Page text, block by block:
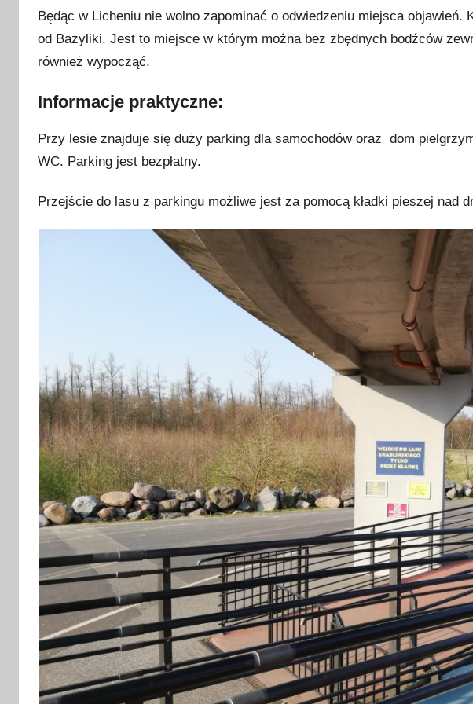
Będąc w Licheniu nie wolno zapominać o odwiedzeniu miejsca objawień.
od Bazyliki. Jest to miejsce w którym można bez zbędnych bodźców
również wypocząć.
Informacje praktyczne:
Przy lesie znajduje się duży parking dla samochodów oraz dom
WC. Parking jest bezpłatny.
Przejście do lasu z parkingu możliwe jest za pomocą kładki pieszej nad